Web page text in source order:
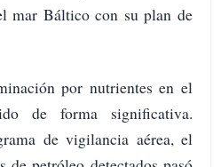
mar Báltico con su plan de
por nutrientes en el
de forma significativa.
de vigilancia aérea, el